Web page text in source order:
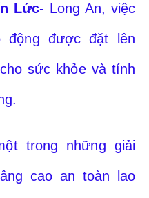
Lức- Long An, việc
động được đặt lên
sức khỏe và tính
trong những giải
cao an toàn lao